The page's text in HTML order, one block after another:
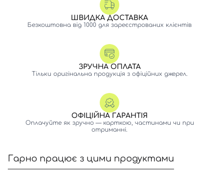
ШВИДКА ДОСТАВКА
Безкоштовна від 1000 для зареєстрованих клієнтів
ЗРУЧНА ОПЛАТА
Тільки оригінальна продукція з офіційних джерел.
ОФІЦІЙНА ГАРАНТІЯ
Оплачуйте як зручно — карткою, частинами чи при
отриманні.
Гарно працює з цими продуктами